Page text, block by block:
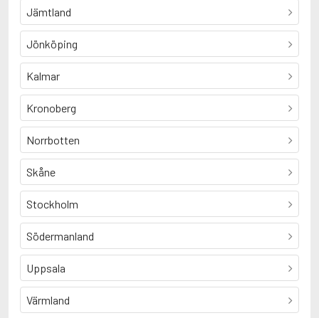
Jämtland
Jönköping
Kalmar
Kronoberg
Norrbotten
Skåne
Stockholm
Södermanland
Uppsala
Värmland